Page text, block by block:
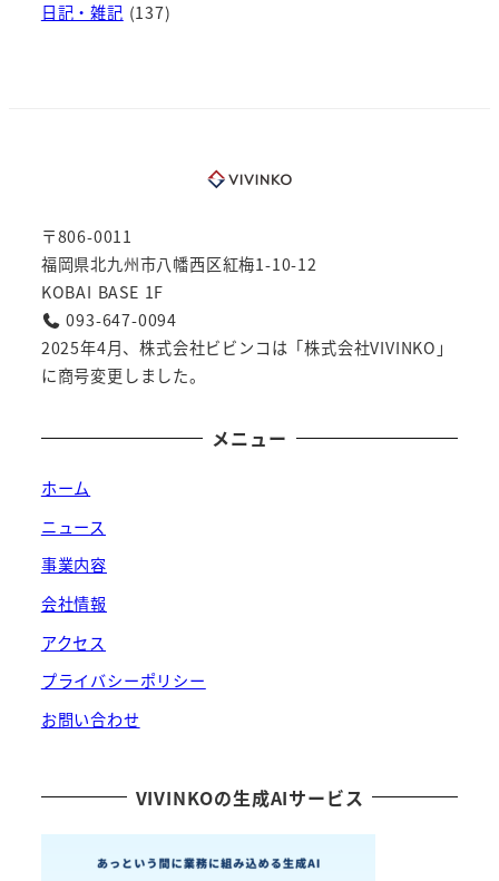
日記・雑記 (137)
〒806-0011
福岡県北九州市八幡西区紅梅1-10-12
KOBAI BASE 1F
093-647-0094
2025年4月、株式会社ビビンコは「株式会社VIVINKO」
に商号変更しました。
メニュー
ホーム
ニュース
事業内容
会社情報
アクセス
プライバシーポリシー
お問い合わせ
VIVINKOの生成AIサービス